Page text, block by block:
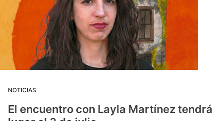
NOTICIAS
El encuentro con Layla Martínez tendrá